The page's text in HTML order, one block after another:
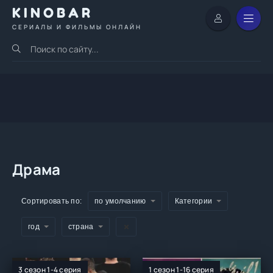
KINOBAR
СЕРИАЛЫ И ФИЛЬМЫ ОНЛАЙН
Драма
Сортировать по: по умолчанию Категории
год страна
3 сезон 1-4 серия 1 сезон 1-16 серия